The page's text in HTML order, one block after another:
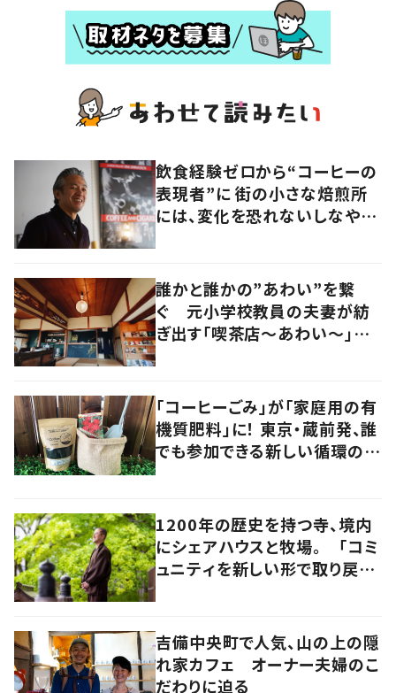
飲食経験ゼロから“コーヒーの
表現者”に 街の小さな焙煎所
には、変化を恐れないしなやか
誰かと誰かの”あわい”を繋
ぐ 元小学校教員の夫妻が紡
ぎ出す「喫茶店～あわい～」に
「コーヒーごみ」が「家庭用の有
機質肥料」に！ 東京・蔵前発、誰
でも参加できる新しい循環の仕
1200年の歴史を持つ寺、境内
にシェアハウスと牧場。 「コミ
ュニティを新しい形で取り戻
吉備中央町で人気、山の上の隠
れ家カフェ オーナー夫婦のこ
だわりに迫る